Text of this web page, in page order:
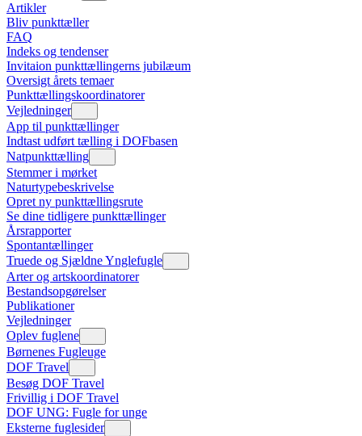
Artikler
Bliv punkttæller
FAQ
Indeks og tendenser
Invitaion punkttællingerns jubilæum
Oversigt årets temaer
Punkttællingskoordinatorer
Vejledninger
App til punkttællinger
Indtast udført tælling i DOFbasen
Natpunkttælling
Stemmer i mørket
Naturtypebeskrivelse
Opret ny punkttællingsrute
Se dine tidligere punkttællinger
Årsrapporter
Spontantællinger
Truede og Sjældne Ynglefugle
Arter og artskoordinatorer
Bestandsopgørelser
Publikationer
Vejledninger
Oplev fuglene
Børnenes Fugleuge
DOF Travel
Besøg DOF Travel
Frivillig i DOF Travel
DOF UNG: Fugle for unge
Eksterne fuglesider